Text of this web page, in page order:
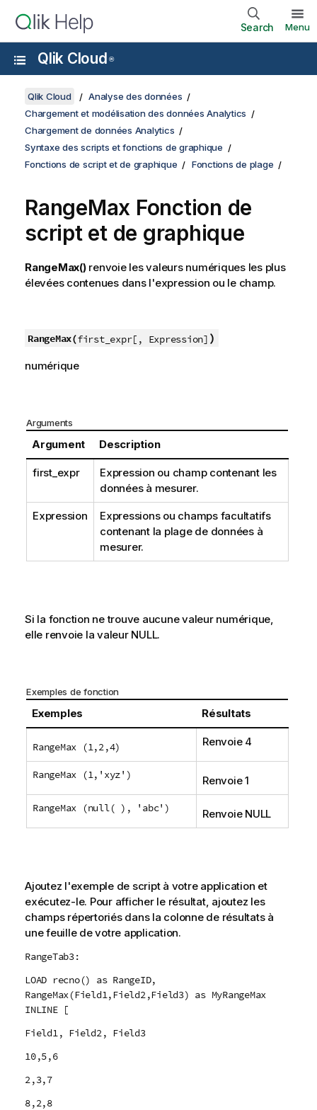
Search Menu
Qlik Cloud ®
Qlik Cloud
Analyse des données
Chargement et modélisation des données Analytics
Chargement de données Analytics
Syntaxe des scripts et fonctions de graphique
Fonctions de script et de graphique
Fonctions de plage
RangeMax Fonction de
script et de graphique
RangeMax()renvoie les valeurs numériques les plus
élevées contenues dans l'expression ou le champ.
RangeMax(first_expr[, Expression] )
numérique
Arguments
Argument Description
first_expr
Expression ou champ contenant les
données à mesurer.
Expression
Expressions ou champs facultatifs
contenant la plage de données à
mesurer.
Si la fonction ne trouve aucune valeur numérique,
elle renvoie la valeur NULL.
Exemples de fonction
Exemples Résultats
RangeMax (1,2,4) Renvoie 4
RangeMax (1,'xyz') Renvoie 1
RangeMax (null( ), 'abc') Renvoie NULL
Ajoutez l'exemple de script à votre application et
exécutez-le. Pour afficher le résultat, ajoutez les
champs répertoriés dans la colonne de résultats à
une feuille de votre application.
RangeTab3:
LOAD recno() as RangeID,
RangeMax(Field1,Field2,Field3) as MyRangeMax
INLINE [
Field1, Field2, Field3
10,5,6
2,3,7
8,2,8